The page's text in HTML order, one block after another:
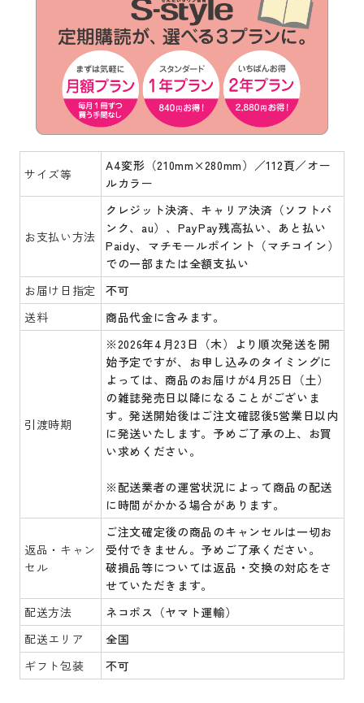
サイズ等
A4変形（210mm×280mm）／112頁／オー
ルカラー
お支払い方法
クレジット決済、キャリア決済（ソフトバ
ンク、au）、PayPay残高払い、あと払い
Paidy、マチモールポイント（マチコイン）
での一部または全額支払い
お届け日指定
不可
送料
商品代金に含みます。
引渡時期
※2026年4月23日（木）より順次発送を開
始予定ですが、お申し込みのタイミングに
よっては、商品のお届けが4月25日（土）
の雑誌発売日以降になることがございま
す。発送開始後はご注文確認後5営業日以内
に発送いたします。予めご了承の上、お買
い求めください。
※配送業者の運営状況によって商品の配送
に時間がかかる場合があります。
返品・キャン
セル
ご注文確定後の商品のキャンセルは一切お
受付できません。予めご了承ください。
破損品等については返品・交換の対応をさ
せていただきます。
配送方法
ネコポス（ヤマト運輸）
配送エリア
全国
ギフト包装
不可